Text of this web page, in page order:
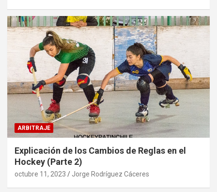
ARBITRAJE
Explicación de los Cambios de Reglas en el
Hockey (Parte 2)
octubre 11, 2023 Jorge Rodríguez Cáceres